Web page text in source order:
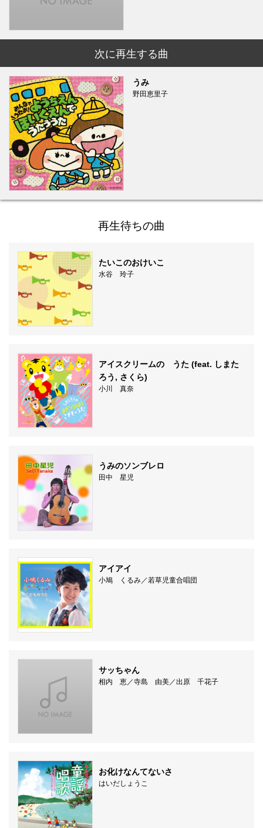
次に再生する曲
うみ
野田恵里子
再生待ちの曲
たいこのおけいこ
水谷 玲子
アイスクリームの うた (feat. しまた
ろう, さくら)
小川 真奈
うみのソンブレロ
田中 星児
アイアイ
小鳩 くるみ／若草児童合唱団
サッちゃん
相内 恵／寺島 由美／出原 千花子
お化けなんてないさ
はいだしょうこ